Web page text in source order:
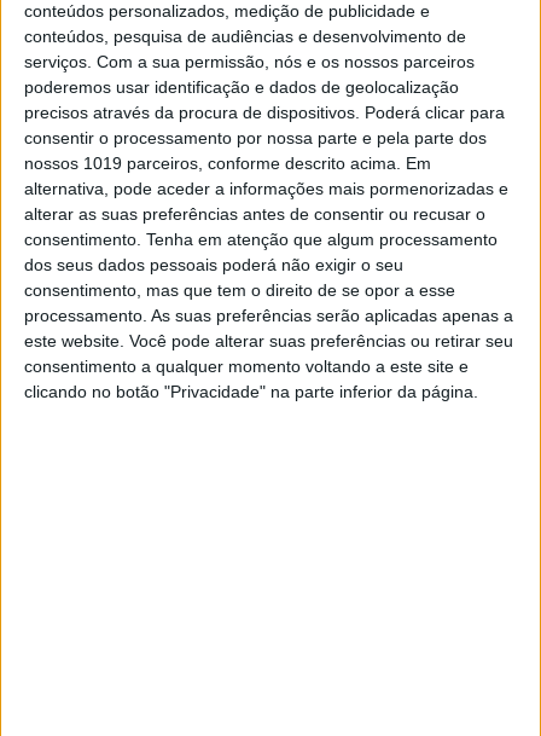
conteúdos personalizados, medição de publicidade e
conteúdos, pesquisa de audiências e desenvolvimento de
serviços. Com a sua permissão, nós e os nossos parceiros
poderemos usar identificação e dados de geolocalização
precisos através da procura de dispositivos. Poderá clicar para
consentir o processamento por nossa parte e pela parte dos
nossos 1019 parceiros, conforme descrito acima. Em
alternativa, pode aceder a informações mais pormenorizadas e
alterar as suas preferências antes de consentir ou recusar o
consentimento. Tenha em atenção que algum processamento
dos seus dados pessoais poderá não exigir o seu
consentimento, mas que tem o direito de se opor a esse
processamento. As suas preferências serão aplicadas apenas a
este website. Você pode alterar suas preferências ou retirar seu
consentimento a qualquer momento voltando a este site e
clicando no botão "Privacidade" na parte inferior da página.
Visão Holofote
Caras Caras Decoração
Exame Exame Informática
Jornal de Letras Telenovelas
Visão Júnior TV Mais
Visão Saúde Visão +